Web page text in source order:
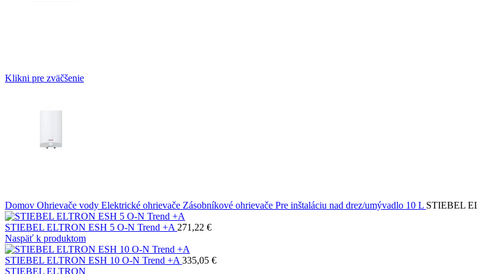
Klikni pre zväčšenie
Domov Ohrievače vody Elektrické ohrievače Zásobníkové ohrievače Pre inštaláciu nad drez/umývadlo 10 L STIEBEL
STIEBEL ELTRON ESH 5 O-N Trend +A 271,22 €
Naspäť k produktom
STIEBEL ELTRON ESH 10 O-N Trend +A 335,05 €
STIEBEL ELTRON